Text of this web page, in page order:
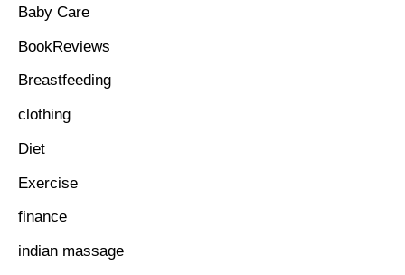
Baby Care
BookReviews
Breastfeeding
clothing
Diet
Exercise
finance
indian massage